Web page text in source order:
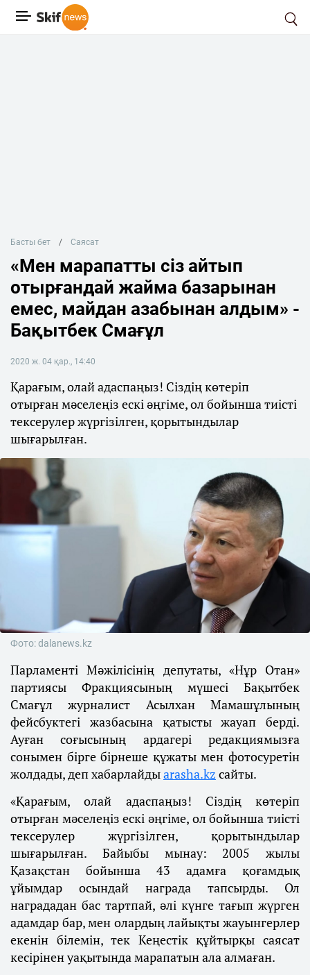
Басты бет Саясат
«Мен марапатты сіз айтып
отырғандай жайма базарынан
емес, майдан азабынан алдым» -
Бақытбек Смағұл
2020 ж. 04 қар., 14:40
Қарағым, олай адаспаңыз! Сіздің көтеріп
отырған мәселеңіз ескі әңгіме, ол бойынша тиісті
тексерулер жүргізілген, қорытындылар
шығарылған.
Фото: dalanews.kz
Парламенті Мәжілісінің депутаты, «Нұр Отан»
партиясы Фракциясының мүшесі Бақытбек
Смағұл журналист Асылхан Мамашұлының
фейсбуктегі жазбасына қатысты жауап берді.
Ауған соғысының ардагері редакциямызға
сонымен бірге бірнеше құжаты мен фотосуретін
жолдады, деп хабарлайдыarasha.kz сайты.
«Қарағым, олай адаспаңыз! Сіздің көтеріп
отырған мәселеңіз ескі әңгіме, ол бойынша тиісті
тексерулер жүргізілген, қорытындылар
шығарылған. Байыбы мынау: 2005 жылы
Қазақстан бойынша 43 адамға қоғамдық
ұйымдар осындай награда тапсырды. Ол
наградадан бас тартпай, әлі күнге тағып жүрген
адамдар бар, мен олардың лайықты жауынгерлер
екенін білемін, тек Кеңестік құйтырқы саясат
кесірінен уақытында марапатын ала алмаған.